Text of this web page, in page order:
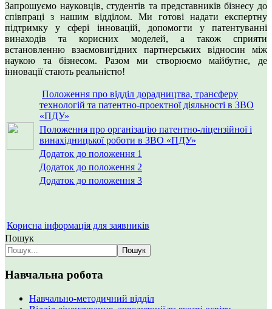
Запрошуємо науковців, студентів та представників бізнесу до
співпраці з нашим відділом. Ми готові надати експертну
підтримку у сфері інновацій, допомогти у патентуванні
винаходів та корисних моделей, а також сприяти
встановленню взаємовигідних партнерських відносин між
наукою та бізнесом. Разом ми створюємо майбутнє, де
інновації стають реальністю!
Положення про відділ дорадництва, трансферу
технологій та патентно-проектної діяльності в ЗВО
«ПДУ»
Положення про організацію патентно-ліцензійної і
винахідницької роботи в ЗВО «ПДУ»
Додаток до положення 1
Додаток до положення 2
Додаток до положення 3
Корисна інформація для заявників
Пошук
Пошук
Навчальна робота
Навчально-методичний відділ